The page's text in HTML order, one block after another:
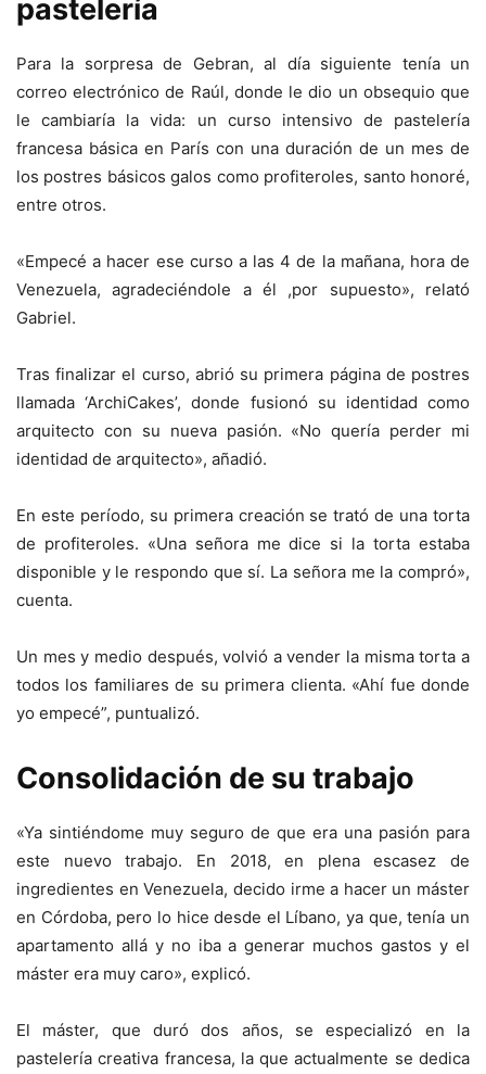
pastelería
Para la sorpresa de Gebran, al día siguiente tenía un
correo electrónico de Raúl, donde le dio un obsequio que
le cambiaría la vida: un curso intensivo de pastelería
francesa básica en París con una duración de un mes de
los postres básicos galos como profiteroles, santo honoré,
entre otros.
«Empecé a hacer ese curso a las 4 de la mañana, hora de
Venezuela, agradeciéndole a él ,por supuesto», relató
Gabriel.
Tras finalizar el curso, abrió su primera página de postres
llamada ‘ArchiCakes’, donde fusionó su identidad como
arquitecto con su nueva pasión. «No quería perder mi
identidad de arquitecto», añadió.
En este período, su primera creación se trató de una torta
de profiteroles. «Una señora me dice si la torta estaba
disponible y le respondo que sí. La señora me la compró»,
cuenta.
Un mes y medio después, volvió a vender la misma torta a
todos los familiares de su primera clienta. «Ahí fue donde
yo empecé”, puntualizó.
Consolidación de su trabajo
«Ya sintiéndome muy seguro de que era una pasión para
este nuevo trabajo. En 2018, en plena escasez de
ingredientes en Venezuela, decido irme a hacer un máster
en Córdoba, pero lo hice desde el Líbano, ya que, tenía un
apartamento allá y no iba a generar muchos gastos y el
máster era muy caro», explicó.
El máster, que duró dos años, se especializó en la
pastelería creativa francesa, la que actualmente se dedica